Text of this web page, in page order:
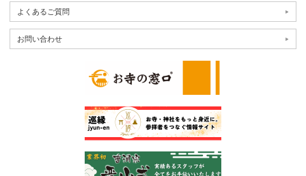
よくあるご質問
お問い合わせ